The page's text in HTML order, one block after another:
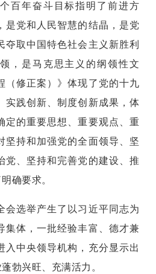
百年奋斗目标指明了前进方
是党和人民智慧的结晶，是党
夺取中国特色社会主义新胜利
，是马克思主义的纲领性文
（修正案）》体现了党的十九
实践创新、制度创新成果，体
定的重要思想、重要观点、重
坚持和加强党的全面领导、坚
党、坚持和完善党的建设、推
确要求。
选举产生了以习近平同志为
集体，一批经验丰富、德才兼
入中央领导机构，充分显示出
勃兴旺、充满活力。